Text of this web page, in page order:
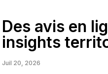
Des avis en
insights
Juil 20, 2026